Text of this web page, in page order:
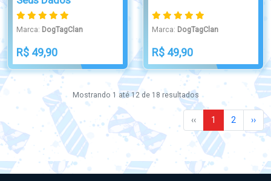
Marca: DogTagClan
R$ 49,90
Marca: DogTagClan
R$ 49,90
Mostrando 1 até12de 18 resultados
‹‹ 1 2 ››